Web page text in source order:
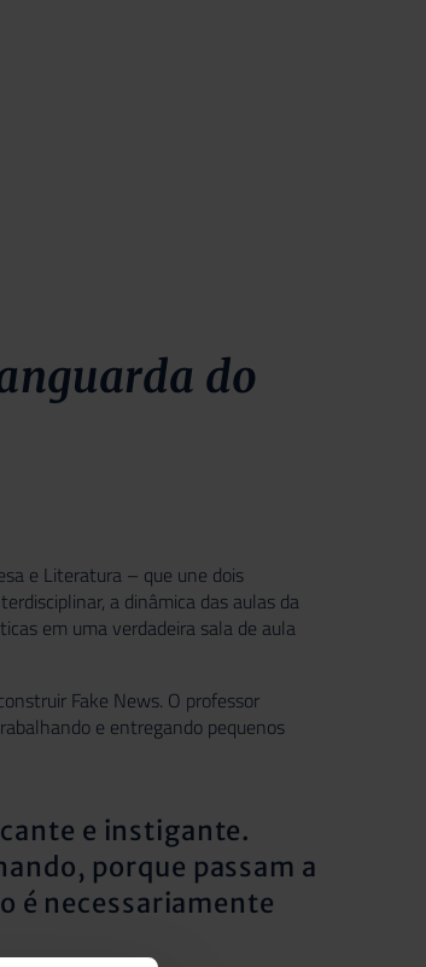
do
e Literatura – que une dois
a dinâmica das aulas da
em uma verdadeira sala de aula
Fake News. O professor
e entregando pequenos
e instigante.
porque passam a
é necessariamente